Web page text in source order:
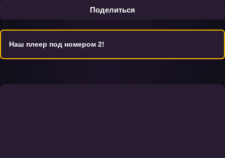
Поделиться
Наш плеер под номером 2!